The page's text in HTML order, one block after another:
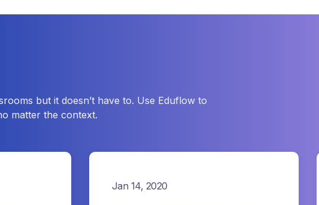
but it doesn’t have to. Use Eduflow to
matter the context.
Jan 14, 2020